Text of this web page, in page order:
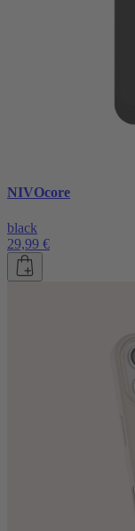
NIVOcore
black
29,99 €